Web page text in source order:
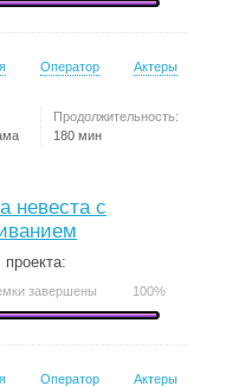
Оператор Актеры
Продолжительность:
180 мин
невеста с
проекта:
завершены 100%
Оператор Актеры